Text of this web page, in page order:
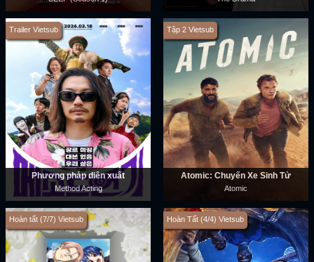
Trailer Vietsub
Phương pháp diễn xuất
Method Acting
Tập 2 Vietsub
Atomic: Chuyến Xe Sinh Tử
Atomic
Hoàn tất (7/7) Vietsub Hoàn Tất (4/4) Vietsub